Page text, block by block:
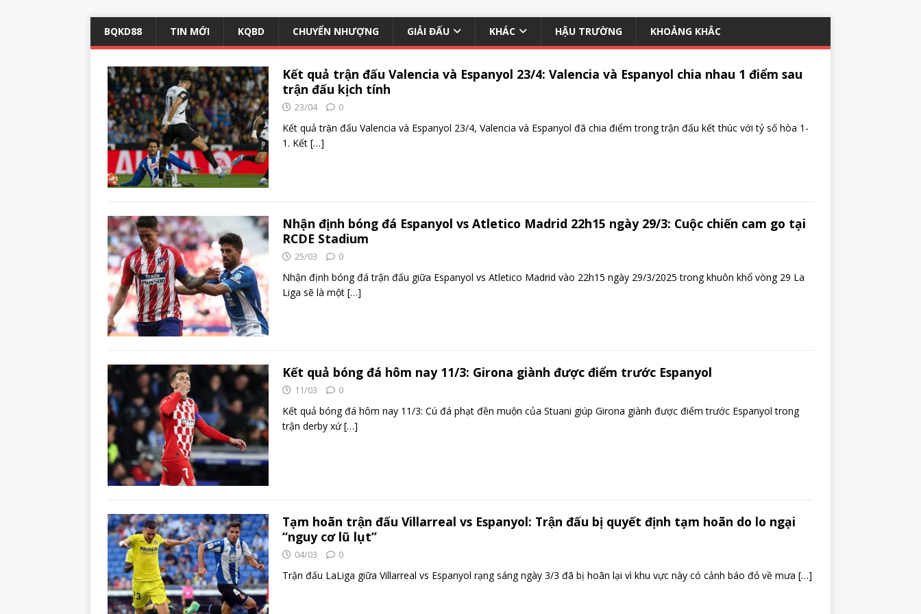
BQKD88 TIN MỚI KQBD CHUYỂN NHƯỢNG GIẢI ĐẤU KHÁC HẬU TRƯỜNG KHOẢNG KHẮC
Kết quả trận đấu Valencia và Espanyol 23/4: Valencia và Espanyol chia nhau 1 điểm sau
trận đấu kịch tính
23/04 0
Kết quả trận đấu Valencia và Espanyol 23/4, Valencia và Espanyol đã chia điểm trong trận đấu kết thúc với tỷ số hòa 1-
1. Kết […]
Nhận định bóng đá Espanyol vs Atletico Madrid 22h15 ngày 29/3: Cuộc chiến cam go tại
RCDE Stadium
25/03 0
Nhận định bóng đá trận đấu giữa Espanyol vs Atletico Madrid vào 22h15 ngày 29/3/2025 trong khuôn khổ vòng 29 La
Liga sẽ là một […]
Kết quả bóng đá hôm nay 11/3: Girona giành được điểm trước Espanyol
11/03 0
Kết quả bóng đá hôm nay 11/3: Cú đá phạt đền muộn của Stuani giúp Girona giành được điểm trước Espanyol trong
trận derby xứ[…]
Tạm hoãn trận đấu Villarreal vs Espanyol: Trận đấu bị quyết định tạm hoãn do lo ngại
“nguy cơ lũ lụt”
04/03 0
Trận đấu LaLiga giữa Villarreal vs Espanyol rạng sáng ngày 3/3 đã bị hoãn lại vì khu vực này có cảnh báo đỏ về mưa […]